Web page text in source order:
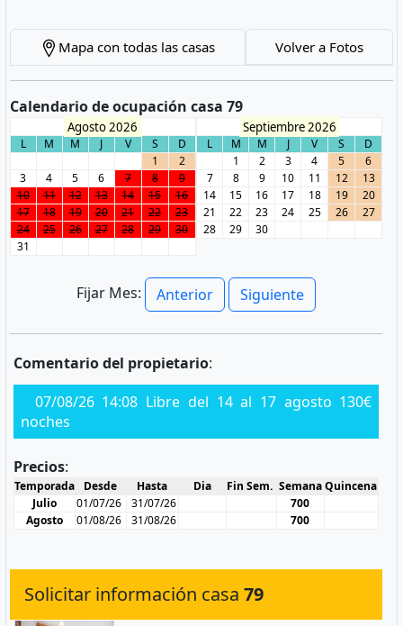
Mapa con todas las casas Volver a Fotos
Calendario de ocupación casa 79
Agosto 2026
L M M J V S
D
1
2
3
4 5 6 7 8
9
10
11 12 13 14 15
16
17
18 19 20 21 22
23
24
25 26 27 28 29
30
31
Septiembre 2026
L M M J V S
D
1
2 3 4 5
6
7
8 9 10 11 12
13
14
15 16 17 18 19
20
21
22 23 24 25 26
27
28
29 30
Fijar Mes: Anterior Siguiente
Comentario del propietario:
07/08/26 14:08 Libre del 14 al 17 agosto 130€
noches
Precios:
Temporada Desde Hasta Dia Fin Sem. Semana Quincena
Julio
01/07/26 31/07/26
700
Agosto
01/08/26 31/08/26 700
Solicitar información casa 79